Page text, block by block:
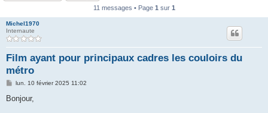
11 messages • Page 1 sur 1
Michel1970
Internaute
Film ayant pour principaux cadres les couloirs du
métro
M
s
lun. 10 février 2025 11:02
Bonjour,